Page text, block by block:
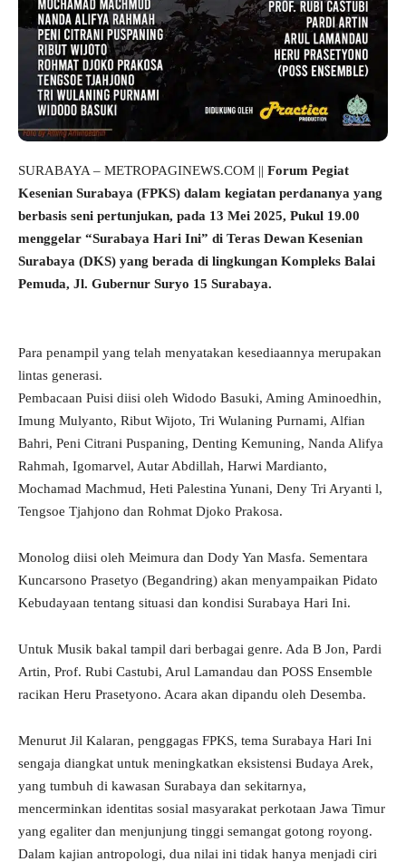
SURABAYA – METROPAGINEWS.COM || Forum Pegiat
Kesenian Surabaya (FPKS) dalam kegiatan perdananya yang
berbasis seni pertunjukan, pada 13 Mei 2025, Pukul 19.00
menggelar “Surabaya Hari Ini” di Teras Dewan Kesenian
Surabaya (DKS) yang berada di lingkungan Kompleks Balai
Pemuda, Jl. Gubernur Suryo 15 Surabaya.
Para penampil yang telah menyatakan kesediaannya merupakan
lintas generasi.
Pembacaan Puisi diisi oleh Widodo Basuki, Aming Aminoedhin,
Imung Mulyanto, Ribut Wijoto, Tri Wulaning Purnami, Alfian
Bahri, Peni Citrani Puspaning, Denting Kemuning, Nanda Alifya
Rahmah, Igomarvel, Autar Abdillah, Harwi Mardianto,
Mochamad Machmud, Heti Palestina Yunani, Deny Tri Aryanti l,
Tengsoe Tjahjono dan Rohmat Djoko Prakosa.
Monolog diisi oleh Meimura dan Dody Yan Masfa. Sementara
Kuncarsono Prasetyo (Begandring) akan menyampaikan Pidato
Kebudayaan tentang situasi dan kondisi Surabaya Hari Ini.
Untuk Musik bakal tampil dari berbagai genre. Ada B Jon, Pardi
Artin, Prof. Rubi Castubi, Arul Lamandau dan POSS Ensemble
racikan Heru Prasetyono. Acara akan dipandu oleh Desemba.
Menurut Jil Kalaran, penggagas FPKS, tema Surabaya Hari Ini
sengaja diangkat untuk meningkatkan eksistensi Budaya Arek,
yang tumbuh di kawasan Surabaya dan sekitarnya,
mencerminkan identitas sosial masyarakat perkotaan Jawa Timur
yang egaliter dan menjunjung tinggi semangat gotong royong.
Dalam kajian antropologi, dua nilai ini tidak hanya menjadi ciri